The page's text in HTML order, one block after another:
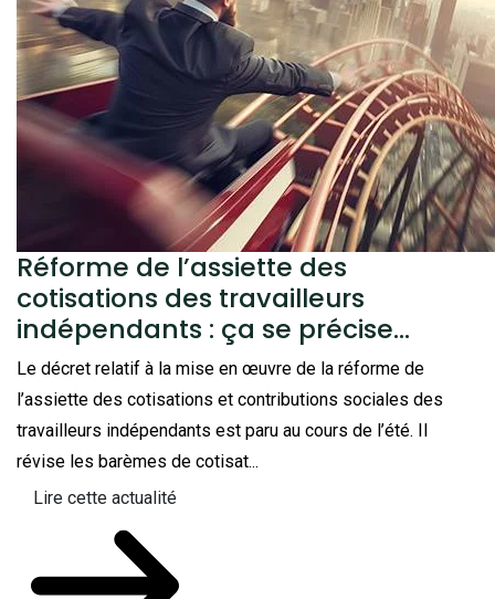
Réforme de l’assiette des
cotisations des travailleurs
indépendants : ça se précise…
Le décret relatif à la mise en œuvre de la réforme de
l’assiette des cotisations et contributions sociales des
travailleurs indépendants est paru au cours de l’été. Il
révise les barèmes de cotisat...
Lire cette actualité